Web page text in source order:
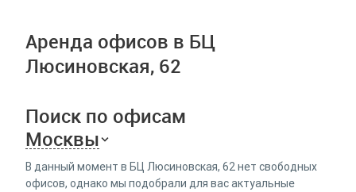
Аренда офисов в БЦ
Люсиновская, 62
Поиск по офисам
Москвы
В данный момент в БЦ Люсиновская, 62 нет свободных
офисов, однако мы подобрали для вас актуальные